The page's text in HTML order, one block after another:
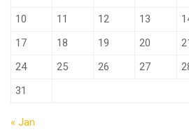
10
11 12 13
17
18 19 20
24
25 26 27
31
« Jan